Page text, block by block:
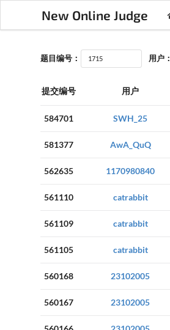
New Online Judge
题目编号： 用户：
提交编号 用户
584701 SWH_25
581377 AwA_QuQ
562635 1170980840
561110 catrabbit
561109 catrabbit
561105 catrabbit
560168 23102005
560167 23102005